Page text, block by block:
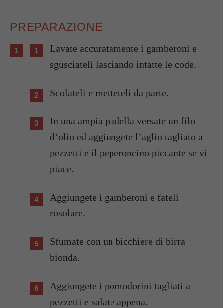
PREPARAZIONE
Lavate accuratamente i gamberoni e
sgusciateli lasciando intatte le code.
Scolateli e metteteli da parte.
In una ampia padella versate un filo
d’olio ed aggiungete l’aglio tagliato a
pezzetti e il peperoncino piccante se vi
piace.
Aggiungete i gamberoni e fateli
rosolare.
Sfumate con un bicchiere di birra
bionda.
Aggiungete i pomodorini tagliati a
pezzetti e salate appena.